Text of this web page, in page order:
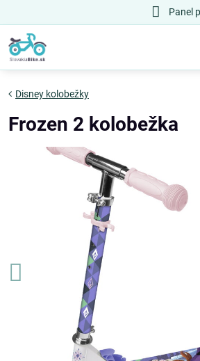
Panel
Disney kolobežky
Frozen 2 kolobežka